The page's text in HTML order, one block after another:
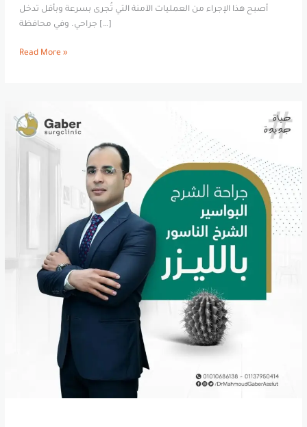
أصبح هذا الإجراء من العمليات الآمنة التي تُجرى بسرعة وبأقل تدخل
جراحي. وفي محافظة […]
Read More »
عملية
البواسير
بالليزر